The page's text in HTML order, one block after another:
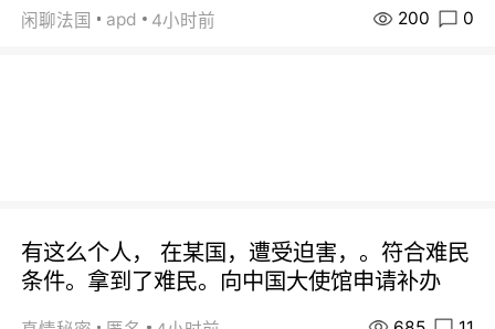
闲聊法国 apd 4小时前 200 0
有这么个人， 在某国，遭受迫害，。符合难民
条件。拿到了难民。向中国大使馆申请补办